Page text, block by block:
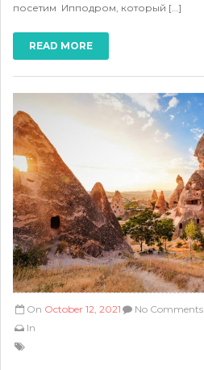
посетим Ипподром, который […]
READ MORE
On October 12, 2021
In
No Comments